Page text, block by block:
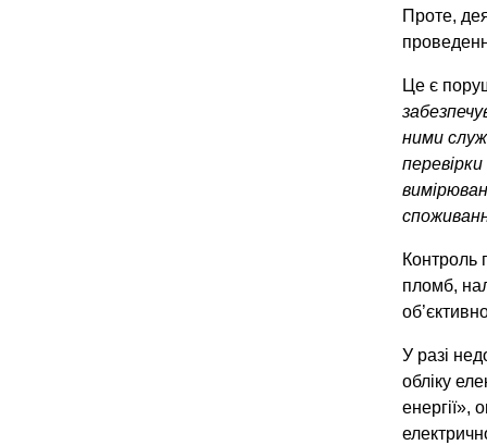
Проте,
Це є
ними
Контроль
пломб,
У разі
обліку
енергії»,